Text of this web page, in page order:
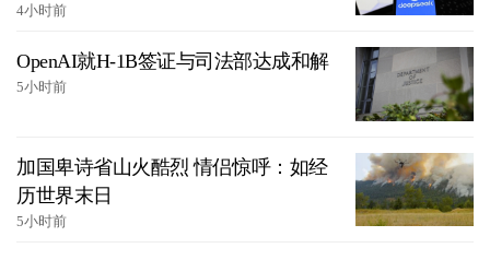
4小时前
OpenAI就H-1B签证与司法部达成和解
5小时前
加国卑诗省山火酷烈 情侣惊呼：如经
历世界末日
5小时前